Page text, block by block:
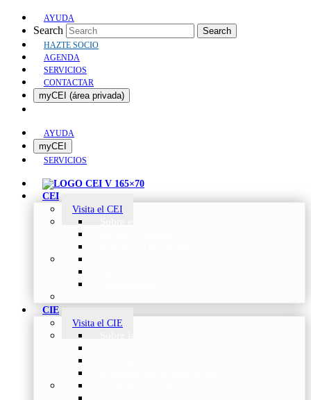
AYUDA
Search Search
HAZTE SOCIO
AGENDA
SERVICIOS
CONTACTAR
myCEI (área privada)
AYUDA
myCEI
SERVICIOS
CEI
Visita el CEI
CIE
Visita el CIE